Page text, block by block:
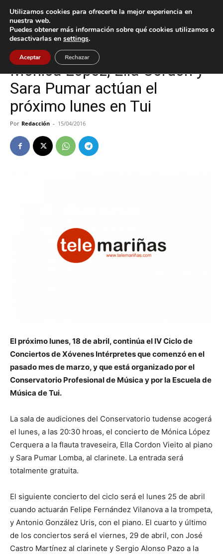
Inicio Cultura / Ocio
Cultura / Ocio Tui
Mónica López, Ella Cordon y
Sara Pumar actúan el
próximo lunes en Tui
Por Redacción - 15/04/2016
El próximo lunes, 18 de abril, continúa el IV Ciclo de
Conciertos de Xóvenes Intérpretes que comenzó en el
pasado mes de marzo, y que está organizado por el
Conservatorio Profesional de Música y por la Escuela de
Música de Tui.
La sala de audiciones del Conservatorio tudense acogerá
el lunes, a las 20:30 hroas, el concierto de Mónica López
Cerquera a la flauta traveseira, Ella Cordon Vieito al piano
y Sara Pumar Lomba, al clarinete. La entrada será
totalmente gratuita.
El siguiente concierto del ciclo será el lunes 25 de abril
cuando actuarán Felipe Fernández Vilanova a la trompeta,
y Antonio González Uris, con el piano. El cuarto y último
de los conciertos será el viernes, 29 de abril, con José
Castro Martínez al clarinete y Sergio Alonso Pazo a la
Utilizamos cookies para ofrecerte la mejor experiencia en
nuestra web.
Puedes obtener más información sobre qué cookies utilizamos o
desactivarlas en settings.
Aceptar Rechazar